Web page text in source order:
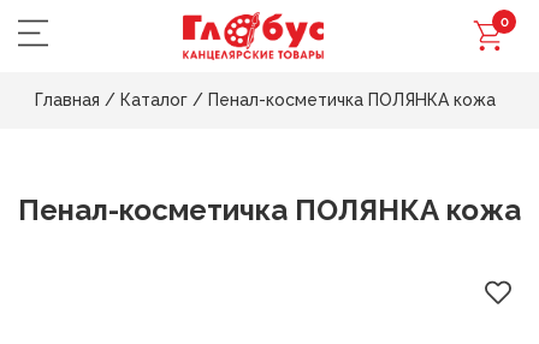
0
Главная / Каталог / Пенал-косметичка ПОЛЯНКА кожа
Пенал-косметичка ПОЛЯНКА кожа